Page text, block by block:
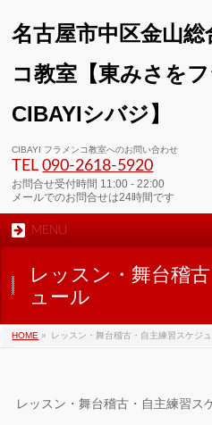
名古屋市中区金山
コ教室【東みさを
CIBAYIシバジ】
CIBAYI フラメンコ教室へのお問い合わせ
TEL090-2618‐5920
お問合せ受付時間 11:00 - 22:00
メールでのお問合せは24時間です
MENU
レッスン・舞台稽
ュール
HOME » レッスン・舞台稽古・自主練習スケジ
レッスン・舞台稽古・自主練習ス
01:00
02:00
03:00
04:00